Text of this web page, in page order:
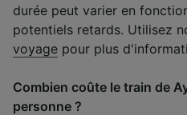
durée peut varier en
potentiels retards. Utilisez
voyage pour plus
Combien coûte le train de
personne ?